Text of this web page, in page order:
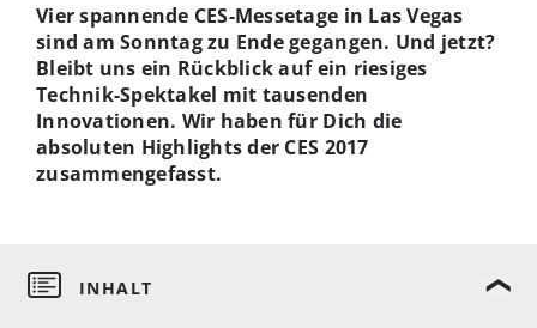
Vier spannende CES-Messetage in Las Vegas
sind am Sonntag zu Ende gegangen. Und jetzt?
Bleibt uns ein Rückblick auf ein riesiges
Technik-Spektakel mit tausenden
Innovationen. Wir haben für Dich die
absoluten Highlights der CES 2017
zusammengefasst.